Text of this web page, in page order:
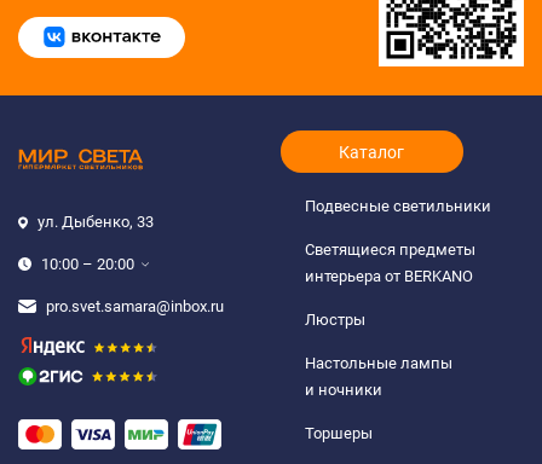
ул. Дыбенко, 33
10:00 – 20:00
pro.svet.samara@inbox.ru
Каталог
Подвесные светильники
Светящиеся предметы
интерьера от BERKANO
Люстры
Настольные лампы
и ночники
Торшеры